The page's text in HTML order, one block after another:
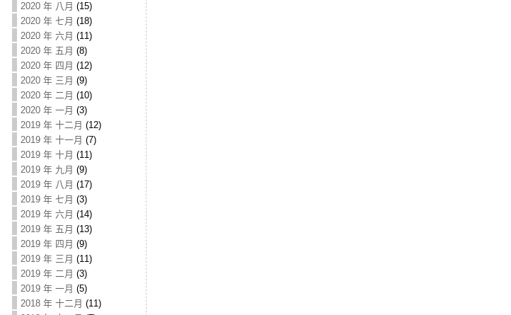
2020 年 八月 (15)
2020 年 七月 (18)
2020 年 六月 (11)
2020 年 五月 (8)
2020 年 四月 (12)
2020 年 三月 (9)
2020 年 二月 (10)
2020 年 一月 (3)
2019 年 十二月 (12)
2019 年 十一月 (7)
2019 年 十月 (11)
2019 年 九月 (9)
2019 年 八月 (17)
2019 年 七月 (3)
2019 年 六月 (14)
2019 年 五月 (13)
2019 年 四月 (9)
2019 年 三月 (11)
2019 年 二月 (3)
2019 年 一月 (5)
2018 年 十二月 (11)